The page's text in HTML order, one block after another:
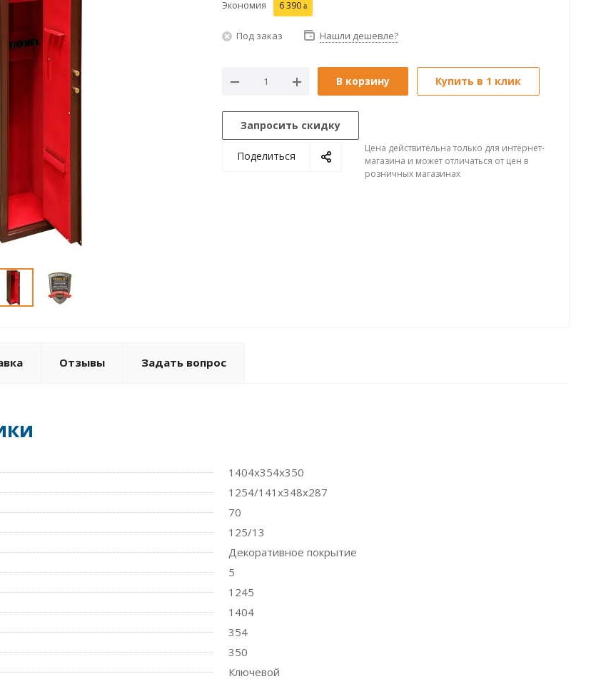
Экономия 6 390
Под заказ Нашли дешевле?
В корзину Купить в 1 клик
Запросить скидку
Поделиться
Цена действительна только для интернет-
магазина и может отличаться от цен в
розничных магазинах
Отзывы Задать вопрос
1404x354x350
1254/141x348x287
70
125/13
Декоративное покрытие
5
1245
1404
354
350
Ключевой